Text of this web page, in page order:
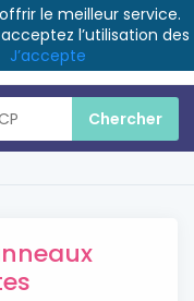
le meilleur service.
l’utilisation des
J’accepte